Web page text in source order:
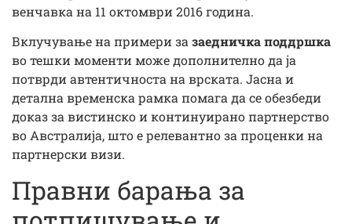
венчавка на 11 октомври 2016 година.
Вклучување на примери за заедничка поддршка
во тешки моменти може дополнително да ја
потврди автентичноста на врската. Јасна и
детална временска рамка помага да се обезбеди
доказ за вистинско и континуирано партнерство
во Австралија, што е релевантно за проценки на
партнерски визи.
Правни барања за